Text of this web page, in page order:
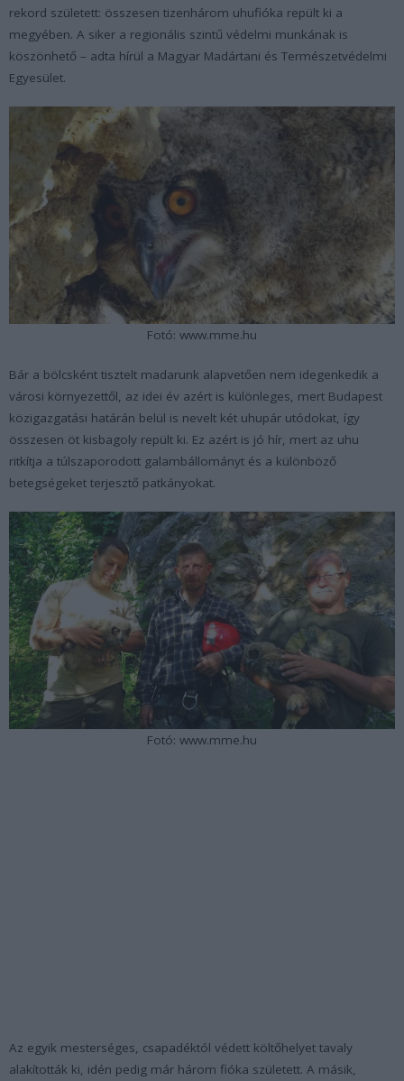
rekord született: összesen tizenhárom uhufióka repült ki a
megyében. A siker a regionális szintű védelmi munkának is
köszönhető – adta hírül a Magyar Madártani és Természetvédelmi
Egyesület.
Fotó: www.mme.hu
Bár a bölcsként tisztelt madarunk alapvetően nem idegenkedik a
városi környezettől, az idei év azért is különleges, mert Budapest
közigazgatási határán belül is nevelt két uhupár utódokat, így
összesen öt kisbagoly repült ki. Ez azért is jó hír, mert az uhu
ritkítja a túlszaporodott galambállományt és a különböző
betegségeket terjesztő patkányokat.
Fotó: www.mme.hu
Az egyik mesterséges, csapadéktól védett költőhelyet tavaly
alakították ki, idén pedig már három fióka született. A másik,